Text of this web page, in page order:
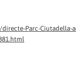
Parc-Ciutadella-